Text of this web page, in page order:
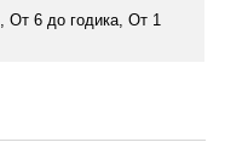
,От 6 до годика,От 1